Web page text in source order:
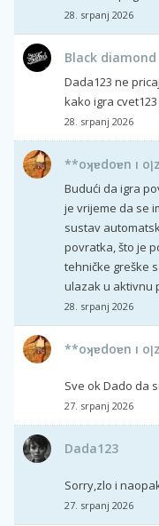
28. srpanj 2026
Black diamond
Dada123 ne
kako igra
28. srpanj 2026
**oʞɐdoɐn ı oןz
Budući da igra
je vrijeme da se
sustav
povratka, što je
tehničke greške
ulazak u aktivnu
28. srpanj 2026
**oʞɐdoɐn ı oןz
Sve ok Dado da
27. srpanj 2026
Dada123
Sorry,zlo i
27. srpanj 2026